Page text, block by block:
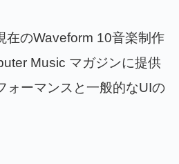
在のWaveform 10音楽制作
Music マガジンに提供
ォーマンスと一般的なUIの